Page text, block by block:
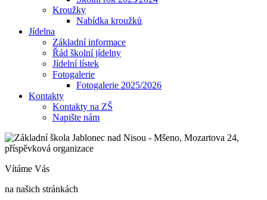
Kroužky
Nabídka kroužků
Jídelna
Základní informace
Řád školní jídelny
Jídelní lístek
Fotogalerie
Fotogalerie 2025/2026
Kontakty
Kontakty na ZŠ
Napište nám
Vítáme Vás
na našich stránkách